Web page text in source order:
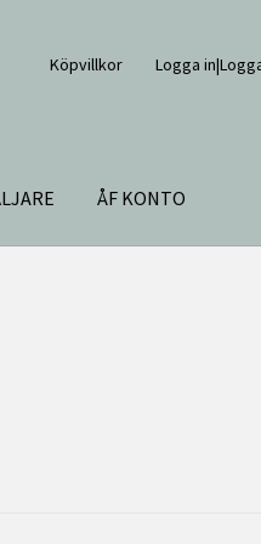
Köpvillkor Logga
ÅF KONTO